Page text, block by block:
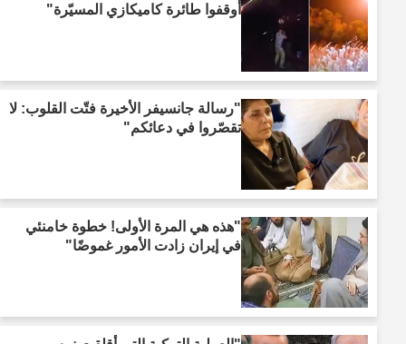
أوقفوا طائرة كاميكازي المسيّرة"
"رسالة جانسيفر الأخيرة فتّت القلوب: لا
تقصّروا في دعائكم"
"هذه هي المرة الأولى! خطوة خامنئي
في إيران زادت الأمور غموضًا"